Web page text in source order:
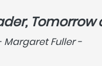
Tomorrow
Margaret Fuller -